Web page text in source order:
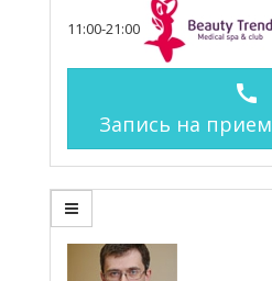
11:00-21:00
call
Запись на прием